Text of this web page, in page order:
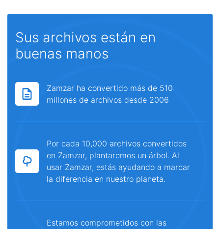
Sus archivos están en
buenas manos
Zamzar ha convertido más de 510
millones de archivos desde 2006
Por cada 10,000 archivos convertidos
en Zamzar, plantaremos un árbol. Al
usar Zamzar, estás ayudando a marcar
la diferencia en nuestro planeta.
Estamos comprometidos con las